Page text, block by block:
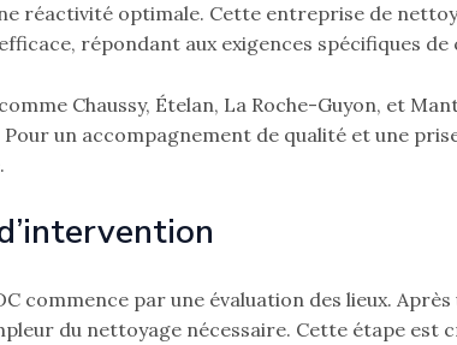
réactivité optimale. Cette entreprise de
répondant aux exigences spécifiques de
Chaussy, Ételan, La Roche-Guyon, et
un accompagnement de qualité et une
commence par une évaluation des lieux.
du nettoyage nécessaire. Cette étape est